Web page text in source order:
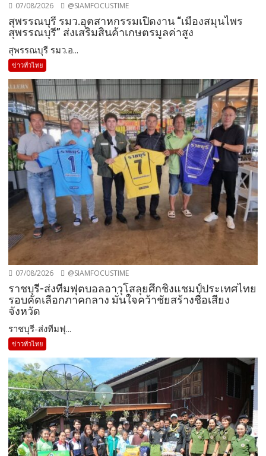
07/08/2026 @SIAMFOCUSTIME
สุพรรณบุรี รมว.อุตสาหกรรมเปิดงาน “เมืองสมุนไพร
สุพรรณบุรี” ส่งเสริมสินค้าเกษตรมูลค่าสูง
สุพรรณบุรี รมว.อ...
ข่าวทั่วไทย
07/08/2026 @SIAMFOCUSTIME
ราชบุรี-ส่งทีมฟุตบอลอาวุโสลุยศึกชิงแชมป์ประเทศไทย
รอบคัดเลือกภาคกลาง มั่นใจคว้าชัยสร้างชื่อเสียง
จังหวัด
ราชบุรี-ส่งทีมฟุ...
ข่าวทั่วไทย